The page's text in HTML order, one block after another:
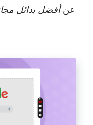
إلى البحث في Google عنأفضل بدائل